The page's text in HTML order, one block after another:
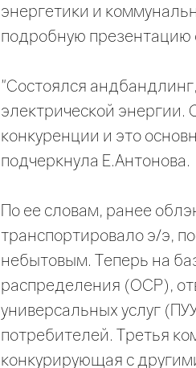
энергетики и
подробную презентацию
"Состоялся
электрической
конкуренции и это
подчеркнула Е.Антонова.
По ее словам, ранее
транспортировало э/э,
небытовым. Теперь на
распределения (ОСР),
универсальных услуг
потребителей. Третья
конкурирующая с